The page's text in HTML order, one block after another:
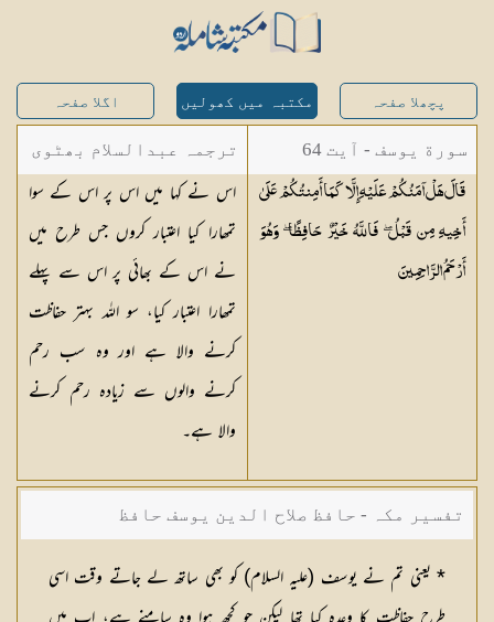
پچھلا صفحہ مکتبہ میں کھولیں اگلا صفحہ
سورة یوسف - آیت 64
قَالَ هَلْ آمَنُكُمْ عَلَيْهِ إِلَّا كَمَا أَمِنتُكُمْ عَلَىٰ
أَخِيهِ مِن قَبْلُ ۖ فَاللَّهُ خَيْرٌ حَافِظًا ۖ وَهُوَ
أَرْحَمُالرَّاحِمِينَ
ترجمہ عبدالسلام بھٹوی
- عبدالسلام بن محمد
اس نے کہا میں اس پر اس کے سوا
تمھارا کیا اعتبار کروں جس طرح میں
نے اس کے بھائی پر اس سے پہلے
تمھارا اعتبار کیا، سو اللہ بہتر حفاظت
کرنے والا ہے اور وہ سب رحم
کرنے والوں سے زیادہ رحم کرنے
والا ہے۔
تفسیر مکہ - حافظ صلاح الدین یوسف حافظ
* یعنی تم نے یوسف (عليہ السلام) کو بھی ساتھ لے جاتے وقت اسی